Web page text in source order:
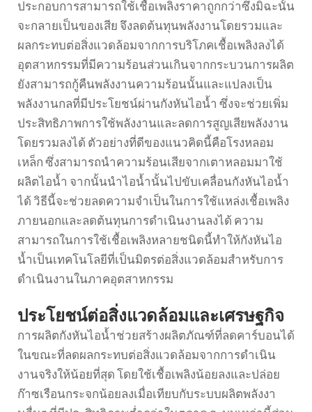
ประกอบการสามารถใช้เชื้อเพลิงราคาถูกกว่าซึ่งมิฉะนั้น
จะกลายเป็นของเสีย จึงลดต้นทุนพลังงานโดยรวมและ
ผลกระทบต่อสิ่งแวดล้อมจากการบริโภคเชื้อเพลิงลงได้
อุตสาหกรรมที่มีความร้อนส่วนเกินจากกระบวนการผลิต
ยังสามารถกู้คืนพลังงานความร้อนนั้นและแปลงเป็น
พลังงานกลที่มีประโยชน์ผ่านกังหันไอน้ำ ซึ่งจะช่วยเพิ่ม
ประสิทธิภาพการใช้พลังงานและลดการสูญเสียพลังงาน
โดยรวมลงได้ ตัวอย่างที่ดีของแนวคิดนี้คือโรงหลอม
เหล็ก ซึ่งสามารถนำความร้อนเสียจากเตาหลอมมาใช้
ผลิตไอน้ำ จากนั้นนำไอน้ำนั้นไปขับเคลื่อนกังหันไอน้ำ
ได้ วิธีนี้จะช่วยลดความจำเป็นในการใช้แหล่งเชื้อเพลิง
ภายนอกและลดต้นทุนการดำเนินงานลงได้ ความ
สามารถในการใช้เชื้อเพลิงหลายชนิดนี้ทำให้กังหันไอ
น้ำเป็นเทคโนโลยีที่เป็นมิตรต่อสิ่งแวดล้อมสำหรับการ
ดำเนินงานในภาคอุตสาหกรรม
ประโยชน์ต่อสิ่งแวดล้อมและเศรษฐกิจ
การผลิตกังหันไอน้ำช่วยสร้างผลิตภัณฑ์ที่ลดคาร์บอนได้
ในขณะที่ลดผลกระทบต่อสิ่งแวดล้อมจากการดำเนิน
งานจริงให้น้อยที่สุด โดยใช้เชื้อเพลิงน้อยลงและปล่อย
ก๊าซเรือนกระจกน้อยลงเมื่อเทียบกับระบบผลิตพลังงา